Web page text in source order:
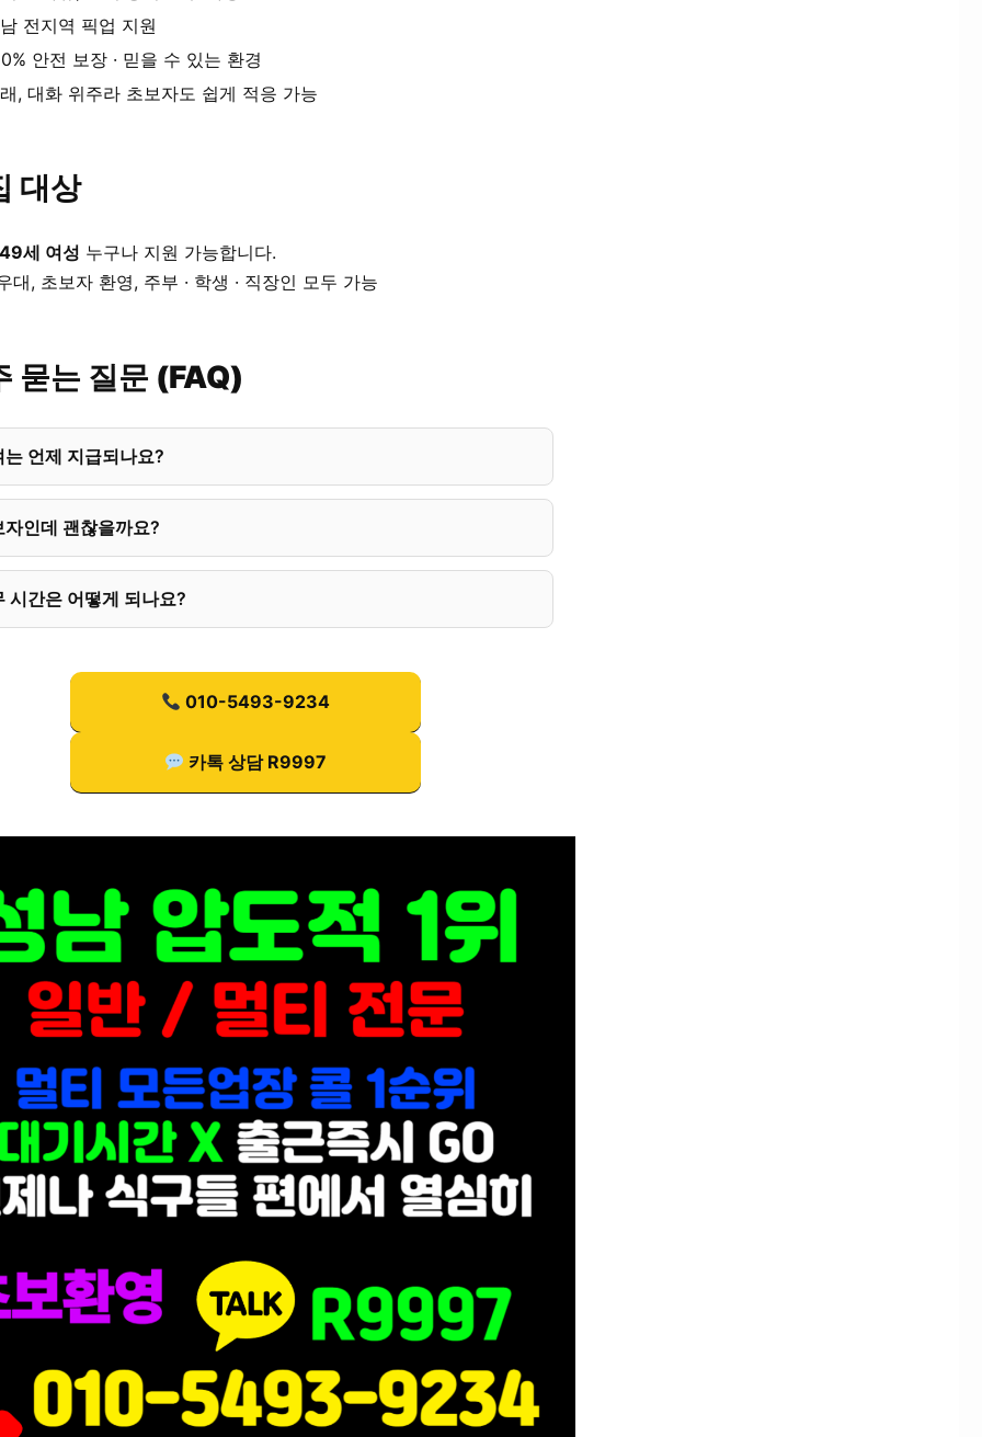
전지역 픽업 지원
안전 보장 · 믿을 수 있는 환경
, 대화 위주라 초보자도 쉽게 적응 가능
대상
세 여성 누구나 지원 가능합니다.
대, 초보자 환영, 주부 · 학생 · 직장인 모두 가능
묻는 질문 (FAQ)
는 언제 지급되나요?
자인데 괜찮을까요?
시간은 어떻게 되나요?
010-5493-9234
카톡 상담 R9997